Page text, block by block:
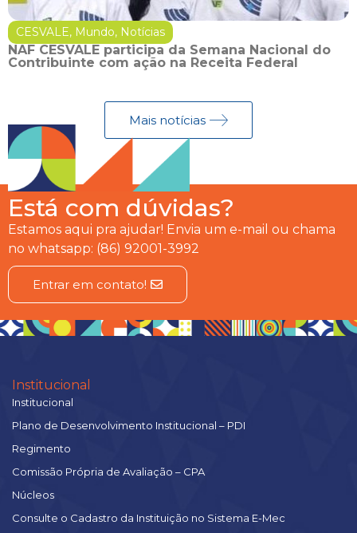
CESVALE, Mundo, Notícias
NAF CESVALE participa da Semana Nacional do
Contribuinte com ação na Receita Federal
Mais notícias
Está com dúvidas?
Estamos aqui pra ajudar! Envia um e-mail ou chama
no whatsapp: (86) 92001-3992
Entrar em contato!
Institucional
Institucional
Plano de Desenvolvimento Institucional – PDI
Regimento
Comissão Própria de Avaliação – CPA
Núcleos
Consulte o Cadastro da Instituição no Sistema E-Mec